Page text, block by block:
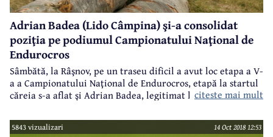
Adrian Badea (Lido Câmpina) şi-a consolidat
poziţia pe podiumul Campionatului Naţional de
Endurocros
Sâmbătă, la Râşnov, pe un traseu dificil a avut loc etapa a V-
a a Campionatului Naţional de Endurocros, etapă la startul
căreia s-a aflat şi Adrian Badea, legitimat la Lido Câmpina,
Duţă.
citeste mai mult
5843 vizualizari 14 Oct 2018 12:53